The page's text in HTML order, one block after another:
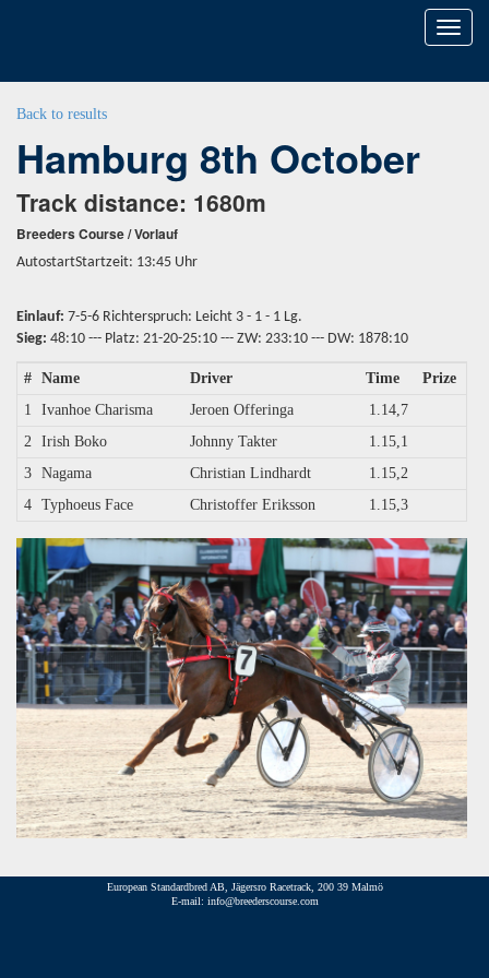
Toggle
Back to results
Hamburg 8th October
Track distance: 1680m
Breeders Course / Vorlauf
AutostartStartzeit: 13:45 Uhr
Einlauf: 7-5-6 Richterspruch: Leicht 3 - 1 - 1 Lg.
Sieg: 48:10 --- Platz: 21-20-25:10 --- ZW: 233:10 --- DW: 1878:10
# Name Driver Time
Prize
1
Ivanhoe Charisma Jeroen Offeringa
1.14,7
2
Irish Boko Johnny Takter
1.15,1
3
Nagama Christian Lindhardt
1.15,2
4
Typhoeus Face Christoffer Eriksson 1.15,3
European Standardbred AB, Jägersro Racetrack, 200 39 Malmö
E-mail: info@breederscourse.com